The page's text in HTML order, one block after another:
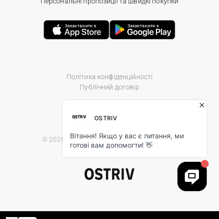
Політика конфіденційності
Публічний договір
© 2026 Ostriv.ua Store. All Rights Reserved.